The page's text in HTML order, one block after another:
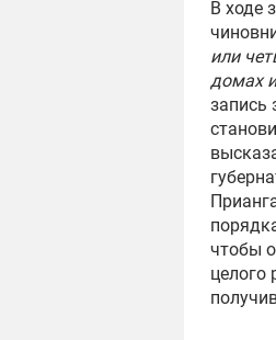
В ходе
или
домах
запись
чтобы
целого